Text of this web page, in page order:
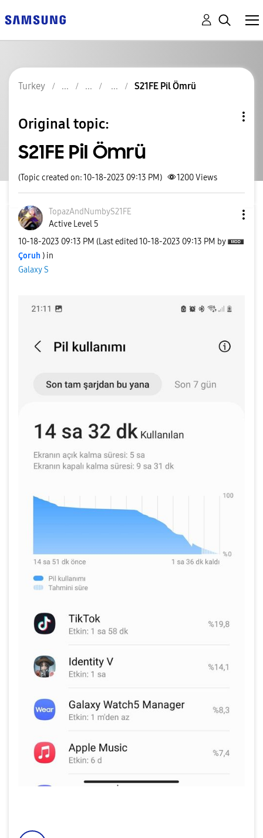
Turkey S21FE Pil Ömrü
Original topic:
S21FE Pil Ömrü
(Topic created on: 10-18-2023 09:13 PM) 1200Views
TopazAndNumbyS21FE
Active Level 5
‎10-18-2023 09:13 PM (Last edited ‎10-18-2023 09:13 PM by
Çoruh ) in
Galaxy S